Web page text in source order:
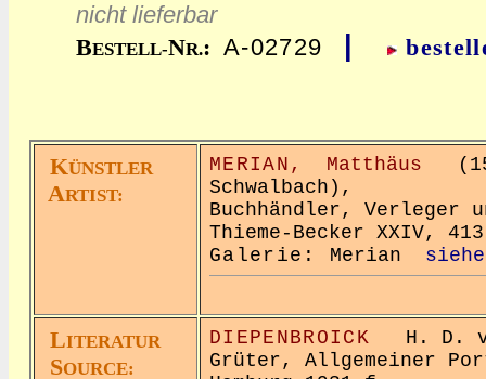
nicht lieferbar
BESTELL-NR.: A-02729 |
KÜNSTLER
ARTIST:
MERIAN, Matthäus
Schwalbach),
Buchhändler, Verleger
Thieme-Becker XXIV,
Galerie: Merian
LITERATUR
SOURCE:
DIEPENBROICK H. D.
Grüter, Allgemeiner